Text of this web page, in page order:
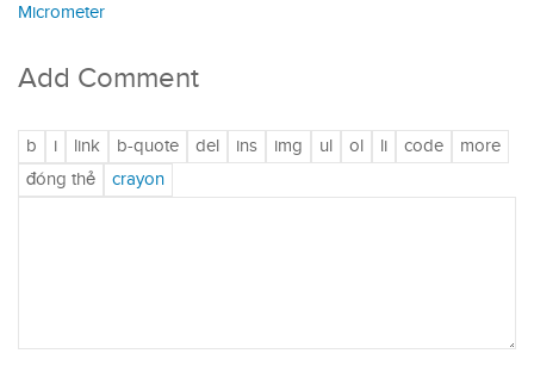
Micrometer
Add Comment